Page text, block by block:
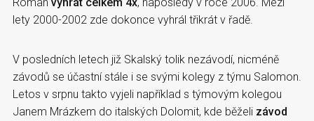
lety 2000-2002 zde dokonce vyhrál třikrát v řadě.
V posledních letech již Skalský tolik nezávodí, nicméně
závodů se účastní stále i se svými kolegy z týmu Salomon.
Letos v srpnu takto vyjeli například s týmovým kolegou
Janem Mrázkem do italských Dolomit, kde běželi závod